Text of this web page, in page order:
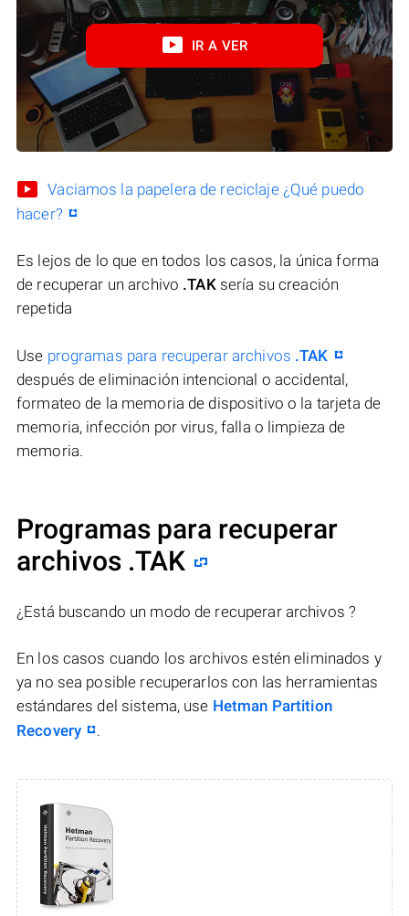
IR A VER
Vaciamos la papelera de reciclaje ¿Qué puedo
hacer?
Es lejos de lo que en todos los casos, la única forma
de recuperar un archivo .TAKsería su creación
repetida
Use programas para recuperar archivos .TAK
después de eliminación intencional o accidental,
formateo de la memoria de dispositivo o la tarjeta de
memoria, infección por virus, falla o limpieza de
memoria.
Programas para recuperar
archivos .TAK
¿Está buscando un modo de recuperar archivos ?
En los casos cuando los archivos estén eliminados y
ya no sea posible recuperarlos con las herramientas
estándares del sistema, use Hetman Partition
Recovery
.